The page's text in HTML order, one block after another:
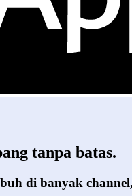
tanpa batas.
di banyak